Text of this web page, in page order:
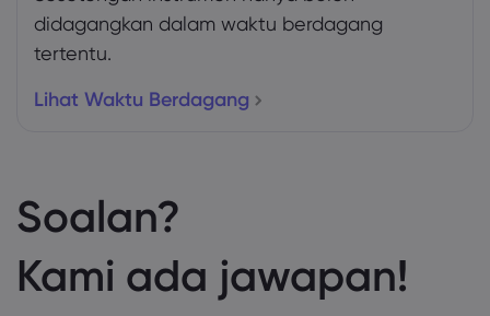
didagangkan dalam waktu berdagang
tertentu.
Lihat Waktu Berdagang
Soalan?
Kami ada jawapan!